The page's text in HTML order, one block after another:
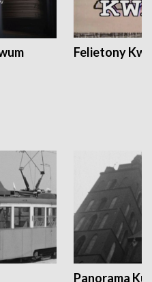
Felietony
Panorama